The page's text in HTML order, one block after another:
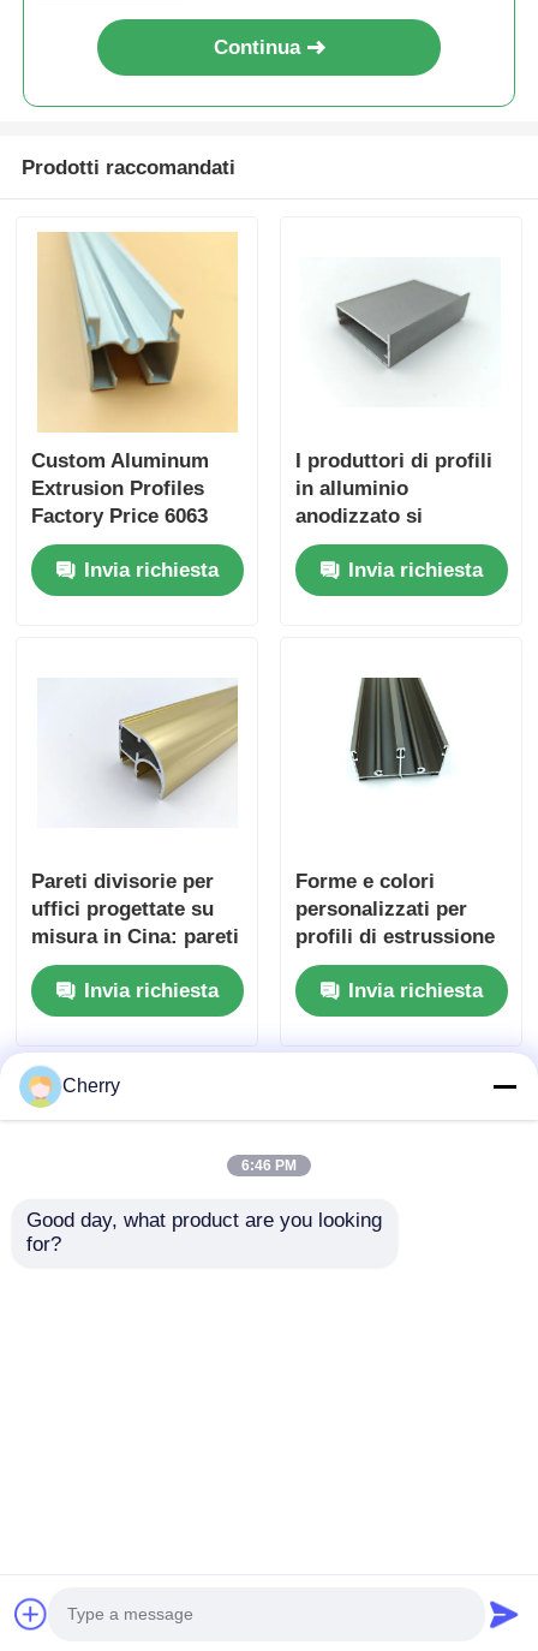
Profilo in alluminio lucido
Profili di taglio in alluminio
Profili di estrussione per dissipatori di calore in
Continua
Prodotti raccomandati
Custom Aluminum
Extrusion Profiles
Factory Price 6063
Aluminum Extrusion
SupplierInvia richiesta
I produttori di profili
in alluminio
anodizzato si
specializzano nella
personalizzazione di
profili in alluminio
Invia richiesta
Pareti divisorie per
uffici progettate su
misura in Cina: pareti
divisorie in vetro
estruso con profili in
alluminio.
Invia richiesta
Forme e colori
personalizzati per
profili di estrussione
in alluminio per
finestre e porte
Invia richiesta
cinese.Copyright © 2025 Guangdong Fengge
Cherry
6:46 PM
Good day, what product are you looking
for?